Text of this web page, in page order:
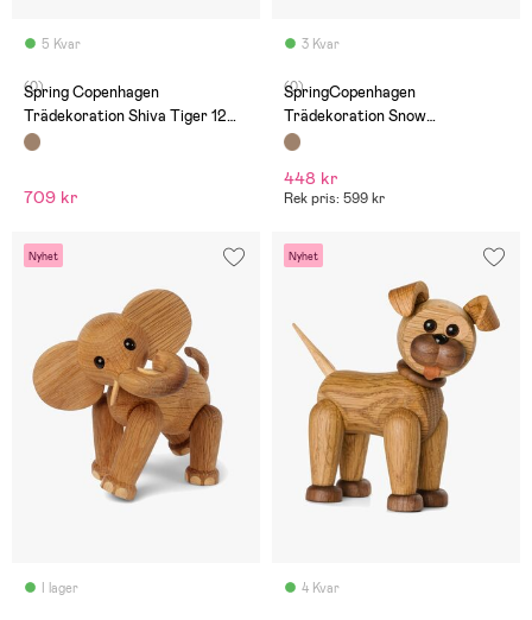
5 Kvar
(0)
Spring Copenhagen
Trädekoration Shiva Tiger 12
cm
709 kr
3 Kvar
(0)
SpringCopenhagen
Trädekoration Snow
Pingvinunge 7 cm
448 kr
Rek pris: 599 kr
Nyhet
I lager
Nyhet
4 Kvar